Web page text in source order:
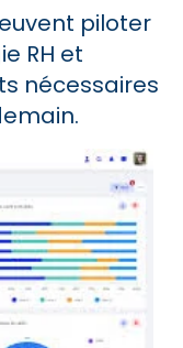
piloter
RH et
nécessaires